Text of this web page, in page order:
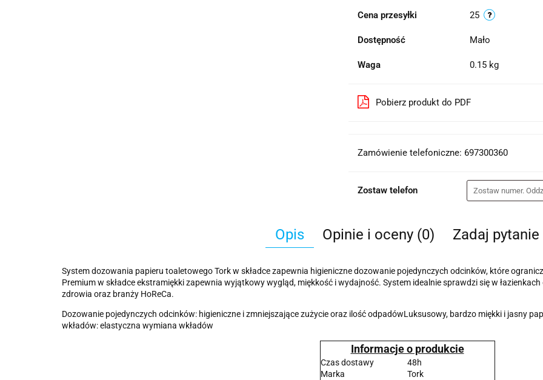
Cena przesyłki 25
Dostępność Mało
Waga 0.15 kg
Pobierz produkt do PDF
Zamówienie telefoniczne: 697300360
Zostaw telefon
Opis Opinie i oceny (0) Zadaj pytanie
System dozowania papieru toaletowego Tork w składce zapewnia higieniczne dozowanie pojedynczych odcinków, które
Premium w składce ekstramiękki zapewnia wyjątkowy wygląd, miękkość i wydajność. System idealnie sprawdzi się w
zdrowia oraz branży HoReCa.
Dozowanie pojedynczych odcinków: higieniczne i zmniejszające zużycie oraz ilość odpadówLuksusowy, bardzo miękki i jasny
wkładów: elastyczna wymiana wkładów
Informacje o produkcie
Czas dostawy
48h
Marka
Tork